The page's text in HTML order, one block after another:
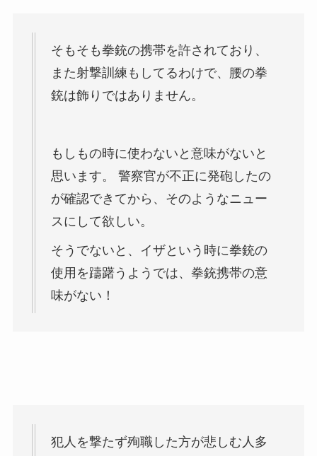
そもそも拳銃の携帯を許されており、
また射撃訓練もしてるわけで、腰の拳
銃は飾りではありません。
もしもの時に使わないと意味がないと
思います。 警察官が不正に発砲したの
が確認できてから、そのようなニュー
スにして欲しい。
そうでないと、イザという時に拳銃の
使用を躊躇うようでは、拳銃携帯の意
味がない！
犯人を撃たず殉職した方が悲しむ人多